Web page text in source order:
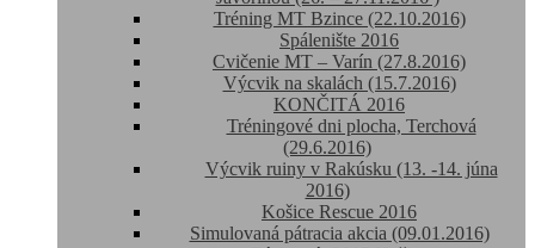
Tréning MT Bzince (22.10.2016)
Spálenište 2016
Cvičenie MT – Varín (27.8.2016)
Výcvik na skalách (15.7.2016)
KONČITÁ 2016
Tréningové dni plocha, Terchová
(29.6.2016)
Výcvik ruiny v Rakúsku (13. -14. júna
2016)
Košice Rescue 2016
Simulovaná pátracia akcia (09.01.2016)